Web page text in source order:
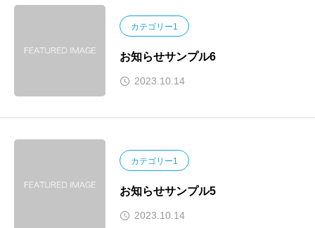
カテゴリー1
お知らせサンプル6
2023.10.14
カテゴリー1
お知らせサンプル5
2023.10.14